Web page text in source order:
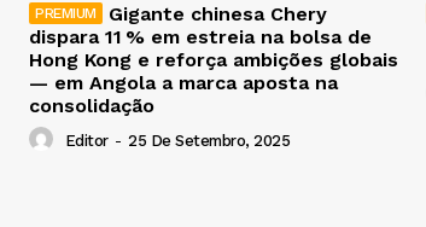
Gigante chinesa Chery
dispara 11 % em estreia na bolsa de
Hong Kong e reforça ambições globais
— em Angola a marca aposta na
consolidação
Editor - 25 De Setembro, 2025